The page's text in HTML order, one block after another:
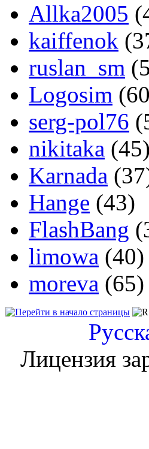
Allka2005
kaiffenok
ruslan_sm
Logosim
serg-pol76
nikitaka (45)
Karnada
Hange (43)
FlashBang
limowa (40)
moreva (65)
Лицензия